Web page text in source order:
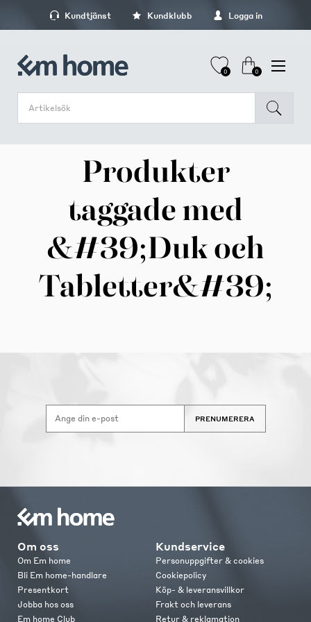
Kundtjänst Kundklubb Logga in
0 0
Produkter
taggade med
&#39;Duk och
Tabletter&#39;
PRENUMERERA
Om oss
Om Em home
Bli Em home-handlare
Presentkort
Jobba hos oss
Em home Club
Kundservice
Personuppgifter & cookies
Cookiepolicy
Köp- & leveransvillkor
Frakt och leverans
Retur & reklamation